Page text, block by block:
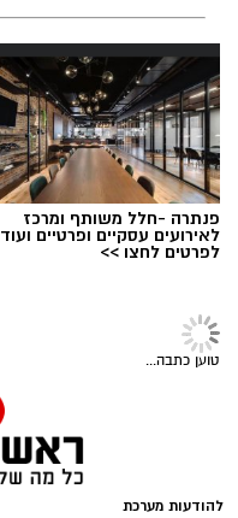
פנתרה -חלל משותף ומרכז
לאירועים עסקיים ופרטיים ועוד
לפרטים לחצו >>
טוען כתבה...
להודעות מערכת